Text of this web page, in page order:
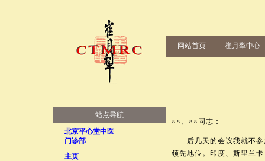
站点导航
北京平心堂中医
门诊部
主页
网站首页 崔月犁中心
××、××同志：
后几天的会议我就不参
领先地位。印度、斯里兰